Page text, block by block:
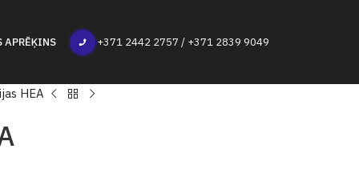
+371 2442 2757 / +371 2839 9049
HEA